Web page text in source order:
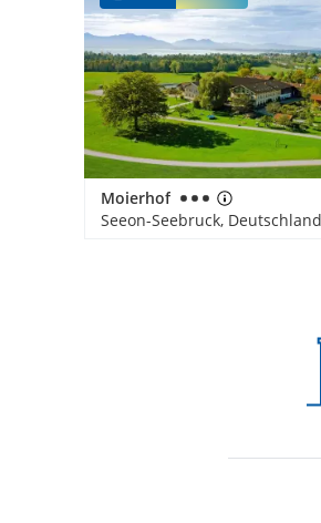
Moierhof
Seeon-Seebruck, Deutschland